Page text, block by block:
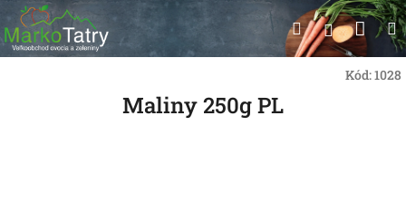
Prejsť
na
obsah
Hľadať
Kód:1028
Maliny 250g PL